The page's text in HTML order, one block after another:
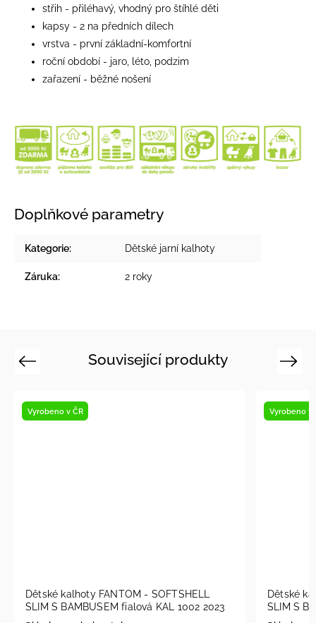
střih - přiléhavý, vhodný pro štíhlé děti
kapsy - 2 na předních dílech
vrstva - první základní-komfortní
roční období - jaro, léto, podzim
zařazení - běžné nošení
Doplňkové parametry
Kategorie: Dětské jarní kalhoty
Záruka: 2 roky
Související produkty
Previous
Vyrobeno v ČR
Dětské kalhoty FANTOM - SOFTSHELL
SLIM S BAMBUSEM petrolejová KAL 1003
2023
Vyrobeno
Dětské
SLIM S
2023
Next